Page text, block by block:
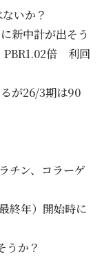
いか？
新中計が出そう
倍 利回
が26/3期は90
ン、コラーゲ
終年）開始時に
か？